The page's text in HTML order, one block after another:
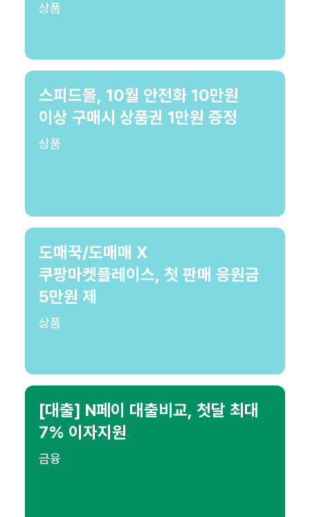
상품
스피드몰, 10월 안전화 10만원
이상 구매시 상품권 1만원 증정
상품
도매꾹/도매매 X
쿠팡마켓플레이스, 첫 판매 응원금
5만원 제
상품
[대출] N페이 대출비교, 첫달 최대
7% 이자지원
금융